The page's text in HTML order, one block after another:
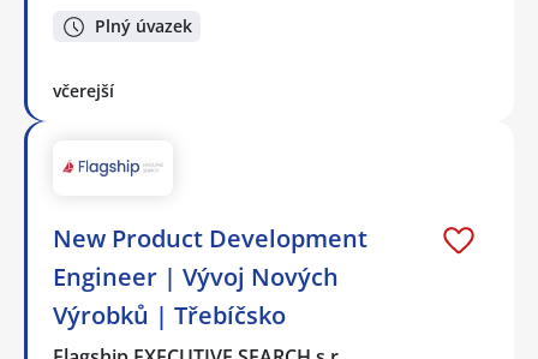
Plný úvazek
včerejší
New Product Development
Engineer | Vývoj Nových
Výrobků | Třebíčsko